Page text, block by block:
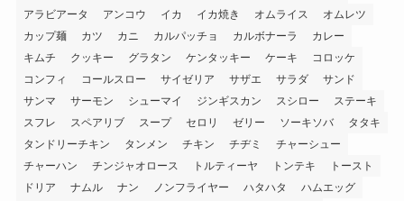
アラビアータ
アンコウ イカ イカ焼き オムライス
オムレツ
カップ麺
カツ カニ カルパッチョ カルボナーラ
カレー
キムチ
クッキー グラタン ケンタッキー ケーキ
コロッケ
コンフィ
コールスロー サイゼリア サザエ サラダ
サンド
サンマ
サーモン シューマイ ジンギスカン スシロー
ステーキ
スフレ
スペアリブ スープ セロリ ゼリー ソーキソバ
タタキ
タンドリーチキン
タンメン チキン チヂミ
チャーシュー
チャーハン
チンジャオロース トルティーヤ トンテキ
トースト
ドリア
ナムル ナン ノンフライヤー ハタハタ
ハムエッグ